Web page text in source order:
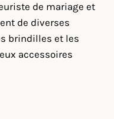
de mariage et
de diverses
brindilles et les
accessoires